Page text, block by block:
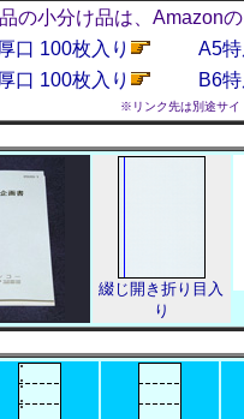
品の小分け品は、Amazon
口 100枚入り
A5
口 100枚入り
B6
※リンク先は別途サイ
綴じ開き折り目入
り